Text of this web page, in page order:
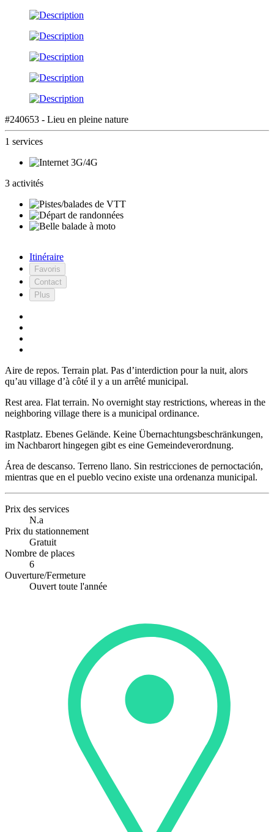
#240653 - Lieu en pleine nature
1 services
3 activités
Itinéraire
Favoris
Contact
Plus
Aire de repos. Terrain plat. Pas d’interdiction pour la nuit, alors
qu’au village d’à côté il y a un arrêté municipal.
Rest area. Flat terrain. No overnight stay restrictions, whereas in the
neighboring village there is a municipal ordinance.
Rastplatz. Ebenes Gelände. Keine Übernachtungsbeschränkungen,
im Nachbarort hingegen gibt es eine Gemeindeverordnung.
Área de descanso. Terreno llano. Sin restricciones de pernoctación,
mientras que en el pueblo vecino existe una ordenanza municipal.
Prix des services
N.a
Prix du stationnement
Gratuit
Nombre de places
6
Ouverture/Fermeture
Ouvert toute l'année